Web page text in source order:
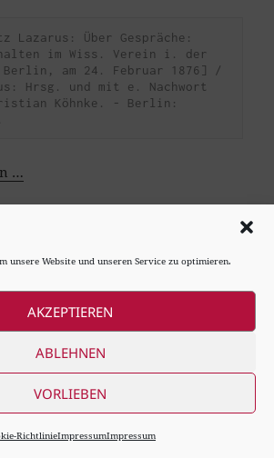
unsere Website und unseren Service zu optimieren.
AKZEPTIEREN
ABLEHNEN
VORLIEBEN
RichtlinieImpressumImpressum
Lazarus: Über Gespräche:
im Wiss. Verein i. der
Berlin, am 24. Februar 1876] /
Hrsg. und mit e. Nachwort
Köhnke. - Berlin:
…